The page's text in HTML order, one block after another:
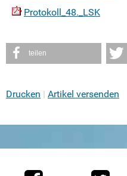
Protokoll_48._LSK
teilen
Drucken Artikel versenden